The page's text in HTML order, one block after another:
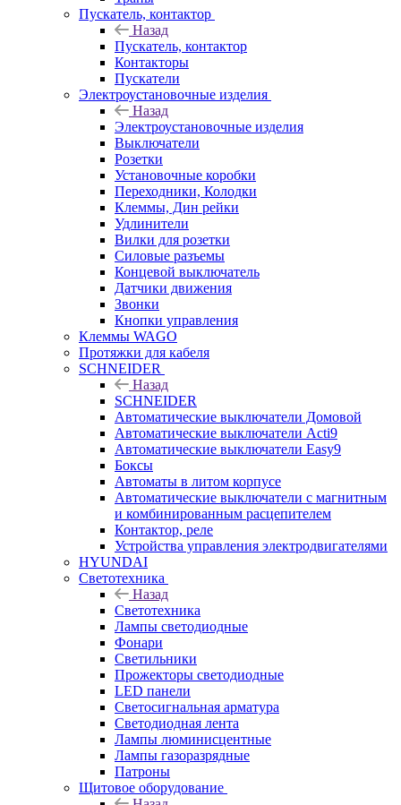
Пускатель, контактор
Назад
Пускатель, контактор
Контакторы
Пускатели
Электроустановочные изделия
Назад
Электроустановочные изделия
Выключатели
Розетки
Установочные коробки
Переходники, Колодки
Клеммы, Дин рейки
Удлинители
Вилки для розетки
Силовые разъемы
Концевой выключатель
Датчики движения
Звонки
Кнопки управления
Клеммы WAGO
Протяжки для кабеля
SCHNEIDER
Назад
SCHNEIDER
Автоматические выключатели Домовой
Автоматические выключатели Acti9
Автоматические выключатели Easy9
Боксы
Автоматы в литом корпусе
Автоматические выключатели с магнитным
и комбинированным расцепителем
Контактор, реле
Устройства управления электродвигателями
HYUNDAI
Светотехника
Назад
Светотехника
Лампы светодиодные
Фонари
Светильники
Прожекторы светодиодные
LED панели
Светосигнальная арматура
Светодиодная лента
Лампы люминисцентные
Лампы газоразрядные
Патроны
Щитовое оборудование